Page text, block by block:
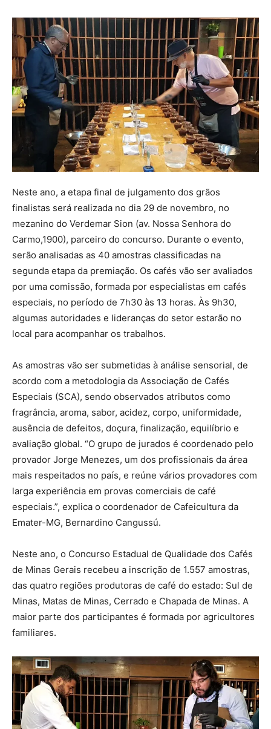
Neste ano, a etapa final de julgamento dos grãos
finalistas será realizada no dia 29 de novembro, no
mezanino do Verdemar Sion (av. Nossa Senhora do
Carmo,1900), parceiro do concurso. Durante o evento,
serão analisadas as 40 amostras classificadas na
segunda etapa da premiação. Os cafés vão ser avaliados
por uma comissão, formada por especialistas em cafés
especiais, no período de 7h30 às 13 horas. Às 9h30,
algumas autoridades e lideranças do setor estarão no
local para acompanhar os trabalhos.
As amostras vão ser submetidas à análise sensorial, de
acordo com a metodologia da Associação de Cafés
Especiais (SCA), sendo observados atributos como
fragrância, aroma, sabor, acidez, corpo, uniformidade,
ausência de defeitos, doçura, finalização, equilíbrio e
avaliação global. “O grupo de jurados é coordenado pelo
provador Jorge Menezes, um dos profissionais da área
mais respeitados no país, e reúne vários provadores com
larga experiência em provas comerciais de café
especiais.”, explica o coordenador de Cafeicultura da
Emater-MG, Bernardino Cangussú.
Neste ano, o Concurso Estadual de Qualidade dos Cafés
de Minas Gerais recebeu a inscrição de 1.557 amostras,
das quatro regiões produtoras de café do estado: Sul de
Minas, Matas de Minas, Cerrado e Chapada de Minas. A
maior parte dos participantes é formada por agricultores
familiares.